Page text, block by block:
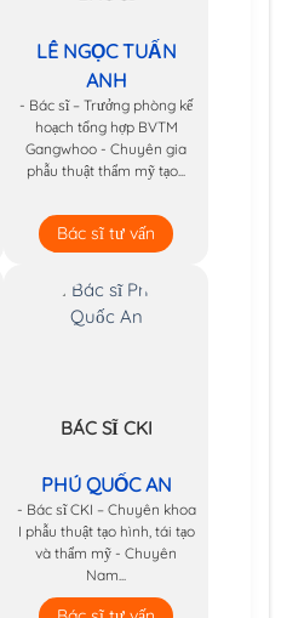
LÊ NGỌC TUẤN
ANH
- Bác sĩ – Trưởng phòng kế
hoạch tổng hợp BVTM
Gangwhoo - Chuyên gia
phẫu thuật thẩm mỹ tạo...
Bác sĩ tư vấn
BÁC SĨ CKI
PHÚ QUỐC AN
- Bác sĩ CKI – Chuyên khoa
I phẫu thuật tạo hình, tái tạo
và thẩm mỹ - Chuyên
Nam...